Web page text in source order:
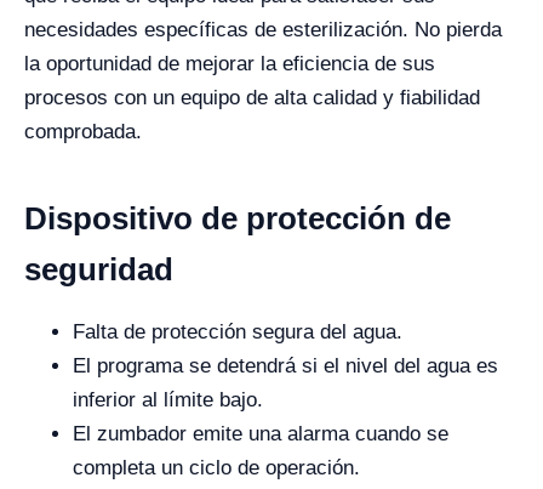
necesidades específicas de esterilización. No pierda
la oportunidad de mejorar la eficiencia de sus
procesos con un equipo de alta calidad y fiabilidad
comprobada.
Dispositivo de protección de
seguridad
Falta de protección segura del agua.
El programa se detendrá si el nivel del agua es
inferior al límite bajo.
El zumbador emite una alarma cuando se
completa un ciclo de operación.